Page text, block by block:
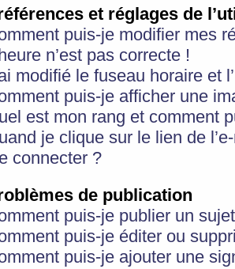
et réglages de
puis-je modifier mes
n’est pas correcte !
modifié le fuseau horaire et
puis-je afficher une
est mon rang et comment
je clique sur le lien de
connecter ?
de publication
puis-je publier un
puis-je éditer ou
puis-je ajouter une